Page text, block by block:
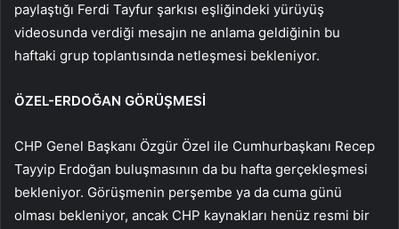
paylaştığı Ferdi Tayfur şarkısı eşliğindeki yürüyüş
videosunda verdiği mesajın ne anlama geldiğinin bu
haftaki grup toplantısında netleşmesi bekleniyor.
ÖZEL-ERDOĞAN GÖRÜŞMESİ
CHP Genel Başkanı Özgür Özel ile Cumhurbaşkanı Recep
Tayyip Erdoğan buluşmasının da bu hafta gerçekleşmesi
bekleniyor. Görüşmenin perşembe ya da cuma günü
olması bekleniyor, ancak CHP kaynakları henüz resmi bir